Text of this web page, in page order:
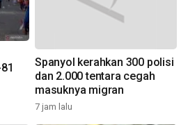
Spanyol kerahkan 300 polisi
dan 2.000 tentara cegah
masuknya migran
7 jam lalu